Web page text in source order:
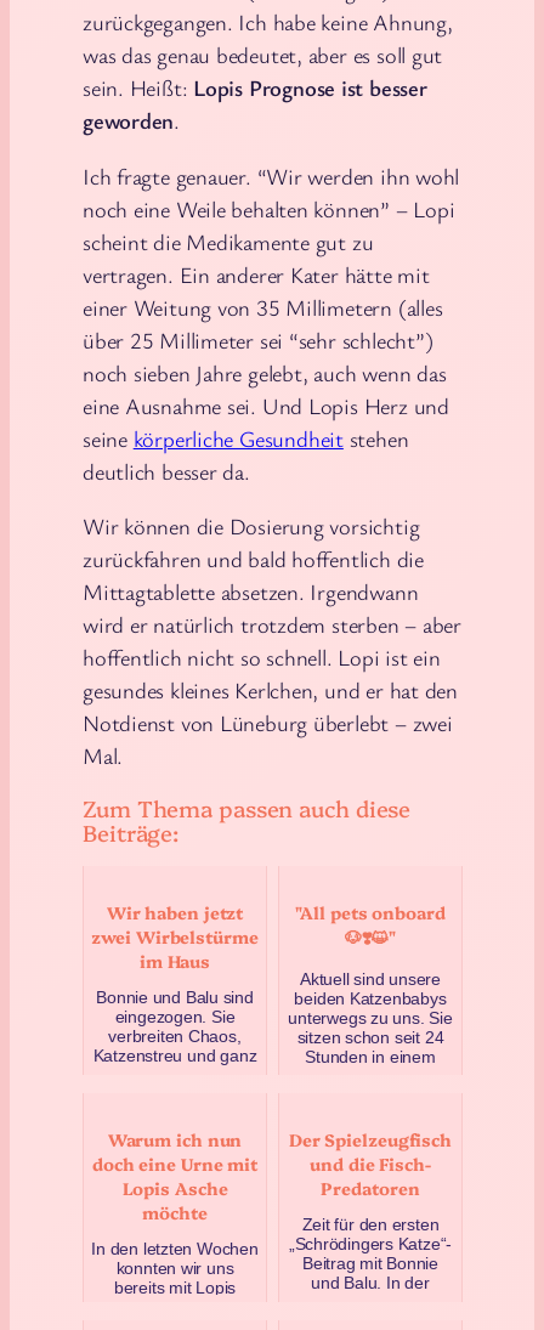
zurückgegangen. Ich habe keine Ahnung,
was das genau bedeutet, aber es soll gut
sein. Heißt: Lopis Prognose ist besser
geworden.
Ich fragte genauer. “Wir werden ihn wohl
noch eine Weile behalten können” – Lopi
scheint die Medikamente gut zu
vertragen. Ein anderer Kater hätte mit
einer Weitung von 35 Millimetern (alles
über 25 Millimeter sei “sehr schlecht”)
noch sieben Jahre gelebt, auch wenn das
eine Ausnahme sei. Und Lopis Herz und
seine körperliche Gesundheitstehen
deutlich besser da.
Wir können die Dosierung vorsichtig
zurückfahren und bald hoffentlich die
Mittagtablette absetzen. Irgendwann
wird er natürlich trotzdem sterben – aber
hoffentlich nicht so schnell. Lopi ist ein
gesundes kleines Kerlchen, und er hat den
Notdienst von Lüneburg überlebt – zwei
Mal.
Zum Thema passen auch diese
Beiträge:
Der Spielzeugfisch
und die Fisch-
Predatoren
Zeit für den ersten
„Schrödingers Katze“-
Beitrag mit Bonnie
und Balu. In der
Wir haben jetzt
zwei Wirbelstürme
im Haus
Bonnie und Balu sind
eingezogen. Sie
verbreiten Chaos,
Katzenstreu und ganz
Mai 12, 2025
"All pets onboard
🐶❣️😺"
Aktuell sind unsere
beiden Katzenbabys
unterwegs zu uns. Sie
sitzen schon seit 24
Stunden in einem
Warum ich nun
doch eine Urne mit
Lopis Asche
möchte
In den letzten Wochen
konnten wir uns
bereits mit Lopis